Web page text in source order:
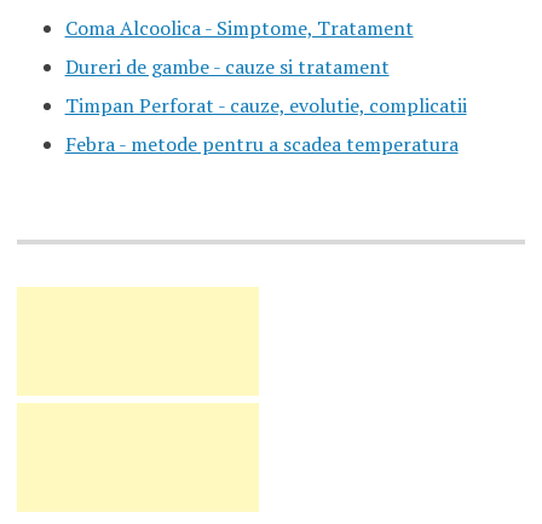
Coma Alcoolica - Simptome, Tratament
Dureri de gambe - cauze si tratament
Timpan Perforat - cauze, evolutie, complicatii
Febra - metode pentru a scadea temperatura